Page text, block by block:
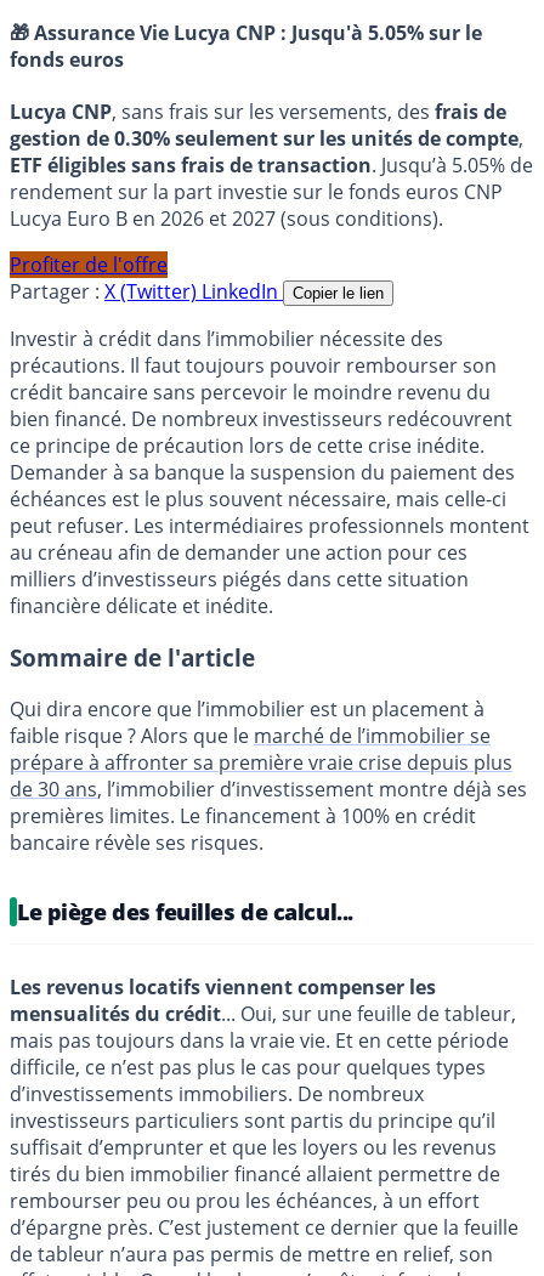
🎁 Assurance Vie Lucya CNP : Jusqu'à 5.05% sur le
fonds euros
Lucya CNP, sans frais sur les versements, des frais de
gestion de 0.30% seulement sur les unités de compte,
ETF éligibles sans frais de transaction. Jusqu’à 5.05% de
rendement sur la part investie sur le fonds euros CNP
Lucya Euro B en 2026 et 2027 (sous conditions).
Profiter de l'offre
Partager : X (Twitter) LinkedIn Copier le lien
Investir à crédit dans l’immobilier nécessite des
précautions. Il faut toujours pouvoir rembourser son
crédit bancaire sans percevoir le moindre revenu du
bien financé. De nombreux investisseurs redécouvrent
ce principe de précaution lors de cette crise inédite.
Demander à sa banque la suspension du paiement des
échéances est le plus souvent nécessaire, mais celle-ci
peut refuser. Les intermédiaires professionnels montent
au créneau afin de demander une action pour ces
milliers d’investisseurs piégés dans cette situation
financière délicate et inédite.
Sommaire de l'article
Qui dira encore que l’immobilier est un placement à
faible risque ? Alors que le marché de l’immobilier se
prépare à affronter sa première vraie crise depuis plus
de 30 ans, l’immobilier d’investissement montre déjà ses
premières limites. Le financement à 100% en crédit
bancaire révèle ses risques.
Le piège des feuilles de calcul...
Les revenus locatifs viennent compenser les
mensualités du crédit... Oui, sur une feuille de tableur,
mais pas toujours dans la vraie vie. Et en cette période
difficile, ce n’est pas plus le cas pour quelques types
d’investissements immobiliers. De nombreux
investisseurs particuliers sont partis du principe qu’il
suffisait d’emprunter et que les loyers ou les revenus
tirés du bien immobilier financé allaient permettre de
rembourser peu ou prou les échéances, à un effort
d’épargne près. C’est justement ce dernier que la feuille
de tableur n’aura pas permis de mettre en relief, son